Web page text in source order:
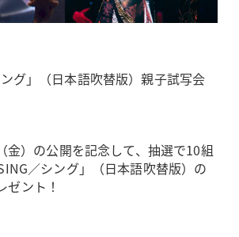
グ」（日本語吹替版）親子試写会
金）の公開を記念して、抽選で10組
／シング」（日本語吹替版）の
ゼント！